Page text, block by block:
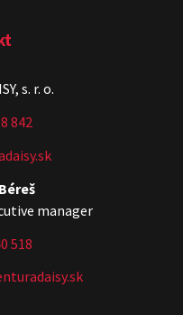
s. r. o.
842
manager
518